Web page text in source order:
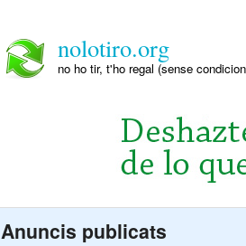
nolotiro.org
no ho tir, t'ho regal (sense
Anuncis publicats